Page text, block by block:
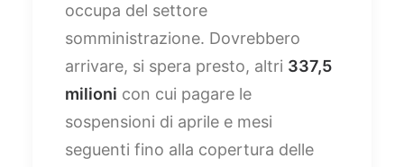
occupa del settore
somministrazione. Dovrebbero
arrivare, si spera presto, altri 337,5
milioni con cui pagare le
sospensioni di aprile e mesi
seguenti fino alla copertura delle